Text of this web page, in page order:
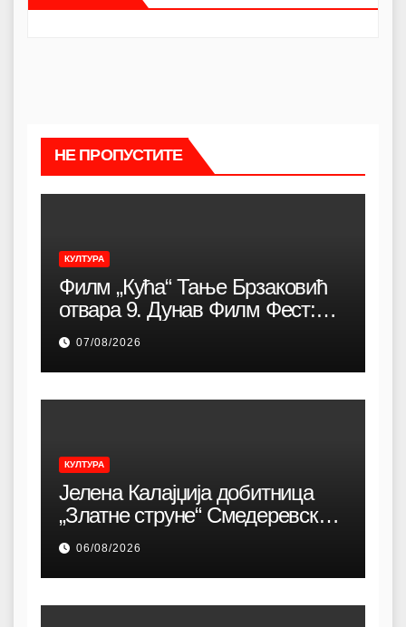
НЕ ПРОПУСТИТЕ
КУЛТУРА
Филм „Кућа“ Тање Брзаковић
отвара 9. Дунав Филм Фест:
Снажна породична драма о
идентитету, коренима и борби
за очување заједнице
07/08/2026
КУЛТУРА
Јелена Калајџија добитница
„Златне струне“ Смедеревске
песничке јесени
06/08/2026